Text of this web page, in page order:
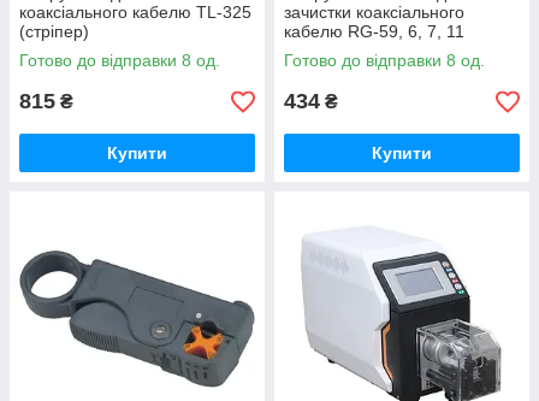
коаксіального кабелю TL-325
(стріпер)
Готово до відправки 8 од.
815 ₴
Купити
зачистки коаксіального
кабелю RG-59, 6, 7, 11
Готово до відправки 8 од.
434 ₴
Купити